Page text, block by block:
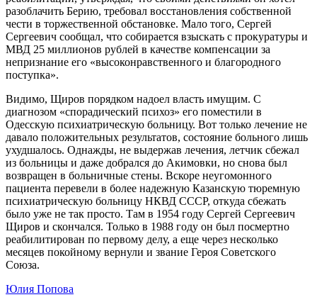
разоблачить Берию, требовал восстановления собственной
чести в торжественной обстановке. Мало того, Сергей
Сергеевич сообщал, что собирается взыскать с прокуратуры и
МВД 25 миллионов рублей в качестве компенсации за
непризнание его «высоконравственного и благородного
поступка».
Видимо, Щиров порядком надоел власть имущим. С
диагнозом «спорадический психоз» его поместили в
Одесскую психиатрическую больницу. Вот только лечение не
давало положительных результатов, состояние больного лишь
ухудшалось. Однажды, не выдержав лечения, летчик сбежал
из больницы и даже добрался до Акимовки, но снова был
возвращен в больничные стены. Вскоре неугомонного
пациента перевели в более надежную Казанскую тюремную
психиатрическую больницу НКВД СССР, откуда сбежать
было уже не так просто. Там в 1954 году Сергей Сергеевич
Щиров и скончался. Только в 1988 году он был посмертно
реабилитирован по первому делу, а еще через несколько
месяцев покойному вернули и звание Героя Советского
Союза.
Юлия Попова